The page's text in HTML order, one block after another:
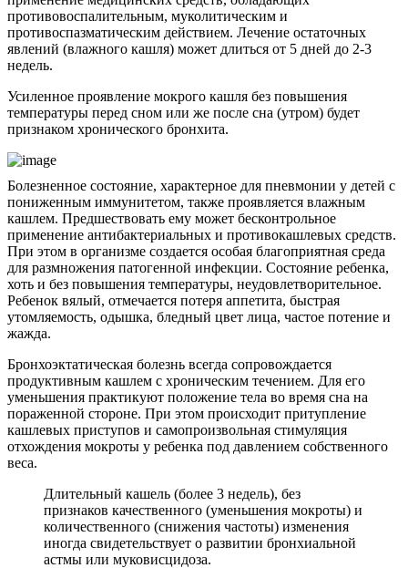
противовоспалительным, муколитическим и
противоспазматическим действием. Лечение остаточных
явлений (влажного кашля) может длиться от 5 дней до 2-3
недель.
Усиленное проявление мокрого кашля без повышения
температуры перед сном или же после сна (утром) будет
признаком хронического бронхита.
Болезненное состояние, характерное для пневмонии у детей с
пониженным иммунитетом, также проявляется влажным
кашлем. Предшествовать ему может бесконтрольное
применение антибактериальных и противокашлевых средств.
При этом в организме создается особая благоприятная среда
для размножения патогенной инфекции. Состояние ребенка,
хоть и без повышения температуры, неудовлетворительное.
Ребенок вялый, отмечается потеря аппетита, быстрая
утомляемость, одышка, бледный цвет лица, частое потение и
жажда.
Бронхоэктатическая болезнь всегда сопровождается
продуктивным кашлем с хроническим течением. Для его
уменьшения практикуют положение тела во время сна на
пораженной стороне. При этом происходит притупление
кашлевых приступов и самопроизвольная стимуляция
отхождения мокроты у ребенка под давлением собственного
веса.
Длительный кашель (более 3 недель), без
признаков качественного (уменьшения мокроты) и
количественного (снижения частоты) изменения
иногда свидетельствует о развитии бронхиальной
астмы или муковисцидоза.